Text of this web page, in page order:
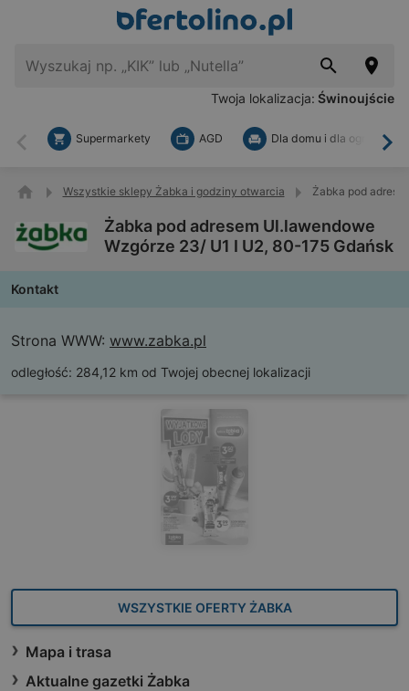
Twoja lokalizacja: Świnoujście
Wstecz
Supermarkety AGD Dla domu i dla ogrodu
Wszystkie sklepy Żabka i godziny otwarcia Żabka pod
Żabka pod adresem Ul.lawendowe
Wzgórze 23/ U1 I U2, 80-175 Gdańsk
Kontakt
Strona WWW: www.zabka.pl
odległość: 284,12 km od Twojej obecnej lokalizacji
WSZYSTKIE OFERTY ŻABKA
Mapa i trasa
Aktualne gazetki Żabka